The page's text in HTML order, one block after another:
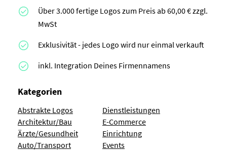
Über 3.000 fertige Logos zum Preis ab 60,00 € zzgl.
MwSt
Exklusivität - jedes Logo wird nur einmal verkauft
inkl. Integration Deines Firmennamens
Kategorien
Abstrakte Logos
Architektur/Bau
Ärzte/Gesundheit
Auto/Transport
Dienstleistungen
E-Commerce
Einrichtung
Events